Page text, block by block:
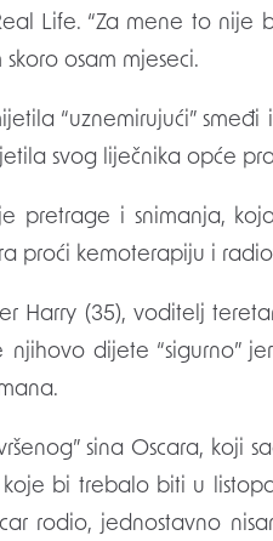
Life. “Za mene to nije
osam mjeseci.
“uznemirujući” smeđi
svog liječnika opće
pretrage i snimanja,
proći kemoterapiju i
Harry (35), voditelj
dijete “sigurno”
sina Oscara, koji
bi trebalo biti u
rodio, jednostavno